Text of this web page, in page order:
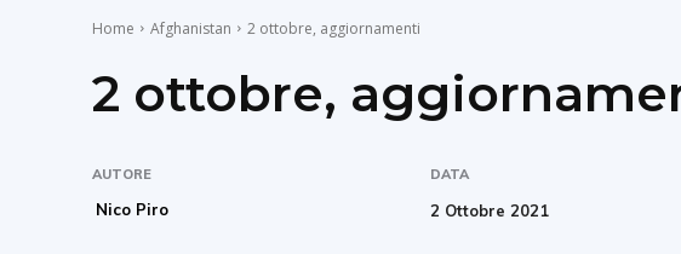
Home Afghanistan 2 ottobre, aggiornamenti
2 ottobre,
AUTORE
Nico Piro
DATA
2 Ottobre 2021